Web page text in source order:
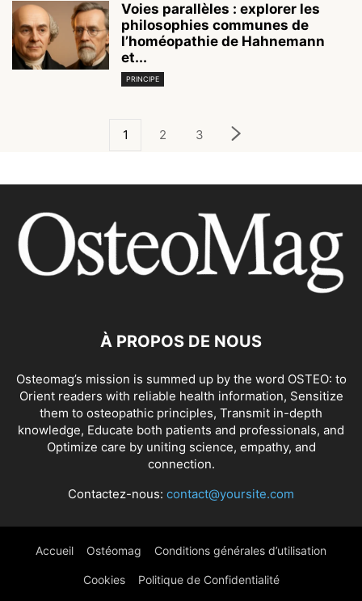
Voies parallèles : explorer les
philosophies communes de
l’homéopathie de Hahnemann
et...
PRINCIPE
1 2 3
À PROPOS DE NOUS
Osteomag’s mission is summed up by the word OSTEO: to
Orient readers with reliable health information, Sensitize
them to osteopathic principles, Transmit in-depth
knowledge, Educate both patients and professionals, and
Optimize care by uniting science, empathy, and
connection.
Contactez-nous: contact@yoursite.com
Accueil Ostéomag Conditions générales d’utilisation
Cookies Politique de Confidentialité